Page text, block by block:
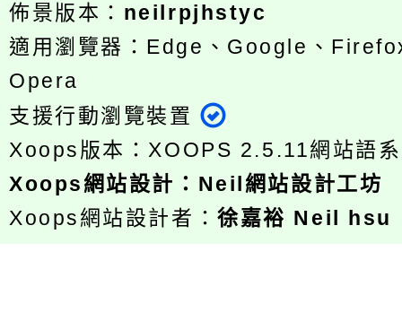
佈景版本： neilrpjhstyc
適用瀏覽器：Edge、Google、
Opera
支援行動瀏覽裝置
Xoops版本： XOOPS 2.5.11網站語
Xoops網站設計 ： Neil網站設計工坊
Xoops網站設計者：徐嘉裕 Neil hsu